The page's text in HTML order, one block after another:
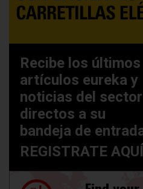
Recibe los últimos
artículos eureka y
noticias del sector
directos a su
bandeja de
REGISTRATE AQUÍ